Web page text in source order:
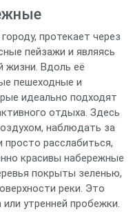
протекает через
пейзажи и являясь
жизни. Вдоль её
пешеходные и
идеально подходят
отдыха. Здесь
наблюдать за
расслабиться,
красивы набережные
покрыты зеленью,
реки. Это
утренней пробежки.